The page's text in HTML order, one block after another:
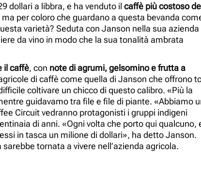
dollari a libbra, e ha venduto il caffè più costoso
per coloro che guardano a questa bevanda
varietà? Seduta con Janson nella sua azienda
da vino in modo che la sua tonalità ambrata
il caffè, con note di agrumi, gelsomino e frutta a
di caffè come quella di Janson che offrono
coltivare un chicco di questo calibro. «Più la
guidavamo tra file e file di piante. «Abbiamo
Circuit vedranno protagonisti i gruppi indigeni
di anni. «Ogni volta che porto qui qualcuno,
in tasca un milione di dollari», ha detto Janson.
tornata a vivere nell’azienda agricola.